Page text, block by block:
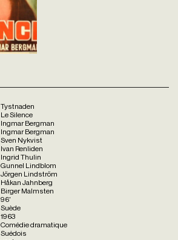
Tystnaden
Le Silence
Ingmar Bergman
Ingmar Bergman
Sven Nykvist
Ivan Renliden
Ingrid Thulin
Gunnel Lindblom
Jörgen Lindström
Håkan Jahnberg
Birger Malmsten
96'
Suède
1963
Comédie dramatique
Suédois